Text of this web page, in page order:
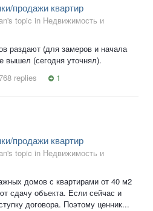
продажи квартир
topic in Недвижимость и
раздают (для замеров и начала
вышел (сегодня уточнял).
replies 1
продажи квартир
topic in Недвижимость и
домов с квартирами от 40 м2
сдачу объекта. Если сейчас и
договора. Поэтому ценник...